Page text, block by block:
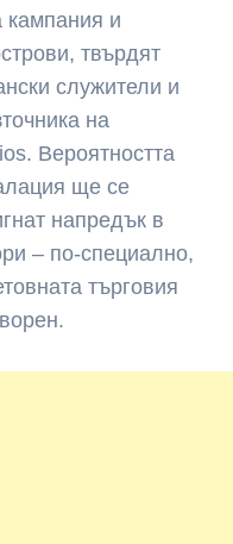
кампания и
твърдят
служители и
на
Вероятността
ще се
напредък в
– по-специално,
търговия